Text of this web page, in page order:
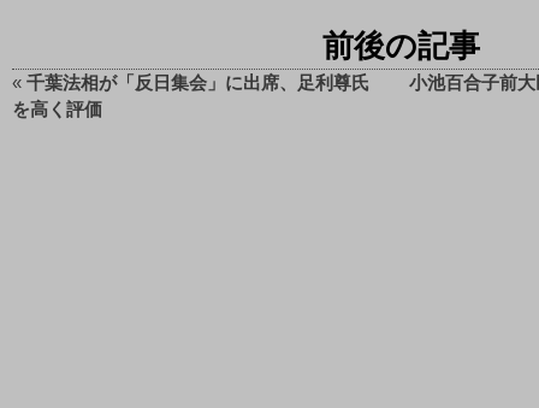
前後の記事
« 千葉法相が「反日集会」に出席、足利尊氏
を高く評価
小池百合子前